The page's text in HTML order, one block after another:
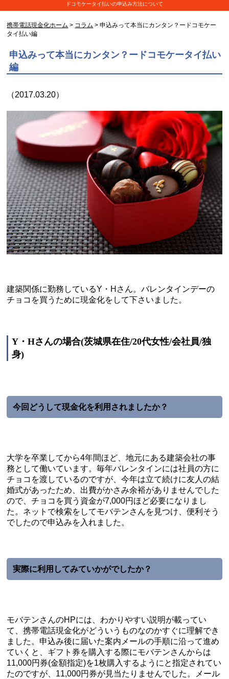
ドコモケータイ払いの申込み方法について
携帯電話現金化ホーム > コラム > 申込みって本当にカンタン？ードコモケー
タイ払い編
申込みって本当にカンタン？ードコモケータイ払い
編
（2017.03.20）
建築関係に勤務しているY・Hさん。バレンタインデーの
チョコを買うために現金化をして下さいました。
Y・Hさんの場合(茨城県在住/20代女性/会社員/独
身)
今回どうして現金化を利用されましたか？
大学を卒業してから4年間ほど、地元にある建築会社の事
務として働いています。毎年バレンタインには社員の方に
チョコを渡しているのですが、今年は立て続けに友人の結
婚式があったため、出費がかさみ余裕がありませんでした
ので、チョコを買う資金が7,000円ほど必要になりまし
た。ネットで検索をしてモバテンさんを見つけ、便利そう
でしたので申込みを入れました。
実際に利用してみていかがでしたか？
モバテンさんのHPには、わかりやすい説明が載ってい
て、携帯電話現金化がどういうものなのかすぐに理解でき
ました。申込み後に届いた案内メールの手順に沿って進め
ていくと、ギフト券を購入する際にモバテンさんからは
11,000円券(金額指定)を1枚購入するようにと指定されてい
たのですが、11,000円券が見当たりませんでした。メール